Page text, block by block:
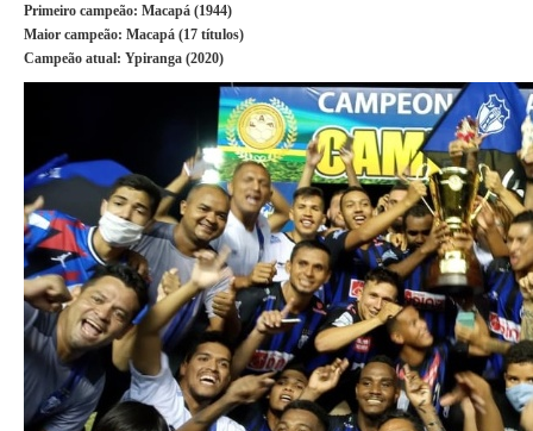
Primeiro campeão: Macapá (1944)
Maior campeão: Macapá (17 títulos)
Campeão atual: Ypiranga (2020)